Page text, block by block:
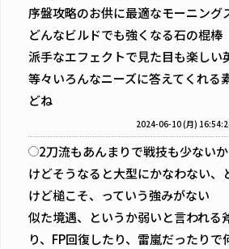
序盤攻略のお供に最適なモーニング
どんなビルドでも強くなる石の棍棒
派手なエフェクトで見た目も楽しい
等々いろんなニーズに答えてくれる
どね
2024-06-10 (月)
2刀流もあんまりで戦技も少ない
けどそうなると大型にかなわない、
けど槌こそ、っていう強みがない
似た境遇、というか弱いと言われる
り、FP回復したり、雷嵐だったり